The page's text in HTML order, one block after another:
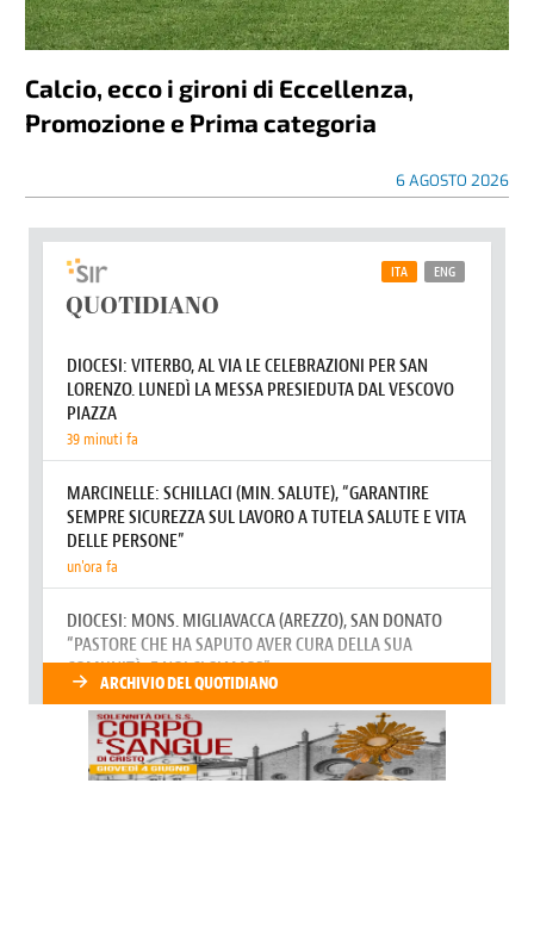
Calcio, ecco i gironi di Eccellenza,
Promozione e Prima categoria
6 AGOSTO 2026